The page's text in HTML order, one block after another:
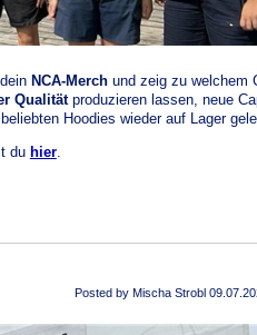
NCA-Merchund zeig zu welchem
Qualitätproduzieren lassen, neue
Hoodies wieder auf Lager
du hier.
Posted by Mischa Strobl